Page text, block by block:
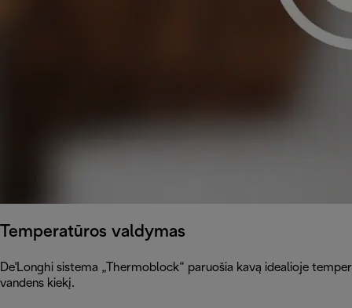
Temperatūros valdymas
De'Longhi sistema „Thermoblock“ paruošia kavą idealioje
vandens kiekį.